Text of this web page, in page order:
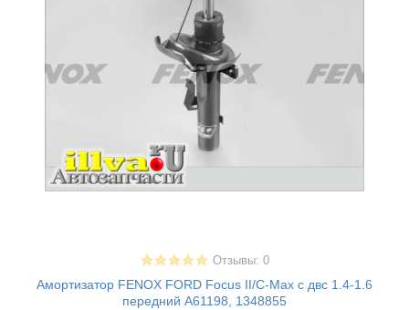
Отзывы: 0
Амортизатор FENOX FORD Focus II/C-Max с двс 1.4-1.6
передний A61198, 1348855